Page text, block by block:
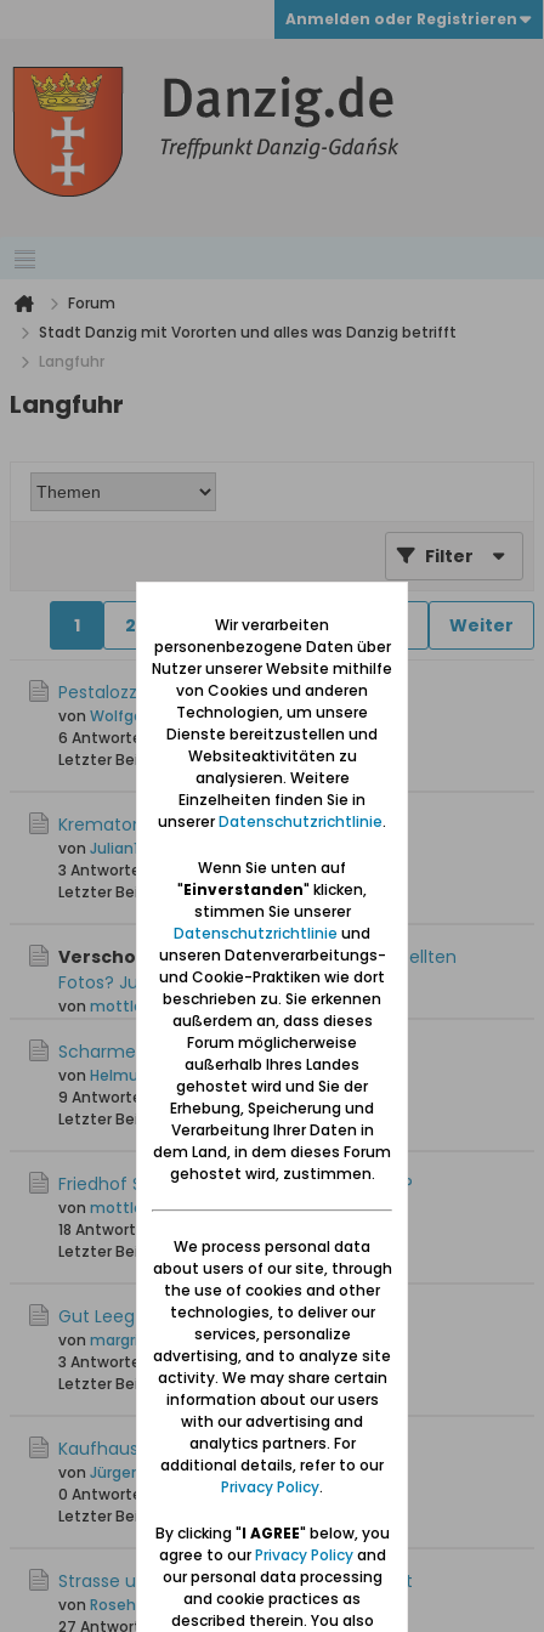
Anmelden oder Registrieren
Forum
Stadt Danzig mit Vororten und alles was Danzig betrifft
Langfuhr
Langfuhr
Filter
1 2 5 6 Weiter
Pestalozzischule in Langfuhr
von Wolfgang
6 Antworten
19.372 Hits 0 Likes
Letzter Beitrag
25.06.2026, 20:13
Krematorium Langfuhr
von Julian1204
3 Antworten
154 Hits0 Likes
Letzter Beitrag
29.03.2026, 22:11
Verschoben: Wo findet man die eingestellten
Fotos? Jutta
von mottlau1
Scharmestraße
von Helmut Kremer
9 Antworten
9.456 Hits0 Likes
Letzter Beitrag
05.11.2025, 12:18
Friedhof Silberhammer- wer kann helfen?
von mottlau1
18 Antworten
Letzter Beitrag
25.10.2025, 15:17
Gut Leeg Striess
von margritk
3 Antworten
2.272 Hits0 Likes
Letzter Beitrag28.08.2025, 22:02
Kaufhaus Freyman
von Jürgen_W
0 Antworten
2.467 Hits0 Likes
Letzter Beitrag
Strasse und Hausnummer von Geburtsort
von Roseho49
27 Antworten
4.537 Hits0 Likes
Wir verarbeiten
personenbezogene Daten über
Nutzer unserer Website mithilfe
von Cookies und anderen
Technologien, um unsere
Dienste bereitzustellen und
Websiteaktivitäten zu
analysieren. Weitere
Einzelheiten finden Sie in
unsererDatenschutzrichtlinie.
Wenn Sie unten auf
"Einverstanden" klicken,
stimmen Sie unserer
Datenschutzrichtlinie und
unseren Datenverarbeitungs-
und Cookie-Praktiken wie dort
beschrieben zu. Sie erkennen
außerdem an, dass dieses
Forum möglicherweise
außerhalb Ihres Landes
gehostet wird und Sie der
Erhebung, Speicherung und
Verarbeitung Ihrer Daten in
dem Land, in dem dieses Forum
gehostet wird, zustimmen.
We process personal data
about users of our site, through
the use of cookies and other
technologies, to deliver our
services, personalize
advertising, and to analyze site
activity. We may share certain
information about our users
with our advertising and
analytics partners. For
additional details, refer to our
Privacy Policy.
By clicking "I AGREE" below, you
agree to ourPrivacy Policyand
our personal data processing
and cookie practices as
described therein. You also